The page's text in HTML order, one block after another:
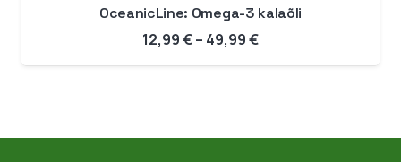
OceanicLine: Omega-3 kalaõli
12,99€– 49,99€Hinnavahemik:
12,99 €